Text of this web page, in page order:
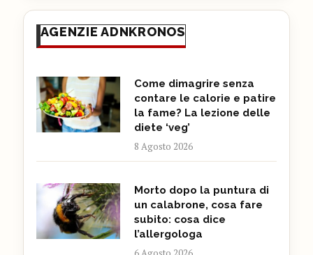
AGENZIE ADNKRONOS
Come dimagrire senza
contare le calorie e patire
la fame? La lezione delle
diete ‘veg’
8 Agosto 2026
Morto dopo la puntura di
un calabrone, cosa fare
subito: cosa dice
l’allergologa